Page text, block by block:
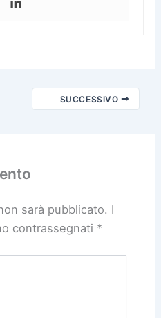
SUCCESSIVO
sarà pubblicato. I
contrassegnati *